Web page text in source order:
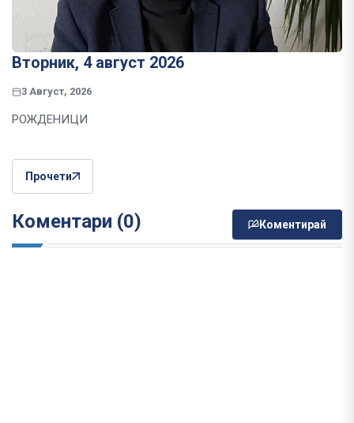
Вторник, 4 август 2026
3 Август, 2026
РОЖДЕНИЦИ
Прочети
Коментари (0) Коментирай